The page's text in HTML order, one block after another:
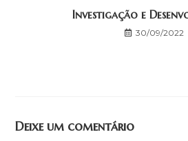
Investigação e
30/09/2022
Deixe um comentário